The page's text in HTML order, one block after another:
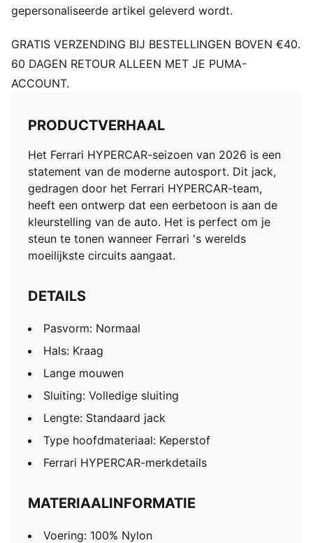
gepersonaliseerde artikel geleverd wordt.
GRATIS VERZENDING BIJ BESTELLINGEN BOVEN €40.
60 DAGEN RETOUR ALLEEN MET JE PUMA-
ACCOUNT.
PRODUCTVERHAAL
Het Ferrari HYPERCAR-seizoen van 2026 is een
statement van de moderne autosport. Dit jack,
gedragen door het Ferrari HYPERCAR-team,
heeft een ontwerp dat een eerbetoon is aan de
kleurstelling van de auto. Het is perfect om je
steun te tonen wanneer Ferrari 's werelds
moeilijkste circuits aangaat.
DETAILS
Pasvorm: Normaal
Hals: Kraag
Lange mouwen
Sluiting: Volledige sluiting
Lengte: Standaard jack
Type hoofdmateriaal: Keperstof
Ferrari HYPERCAR-merkdetails
MATERIAALINFORMATIE
Voering: 100% Nylon